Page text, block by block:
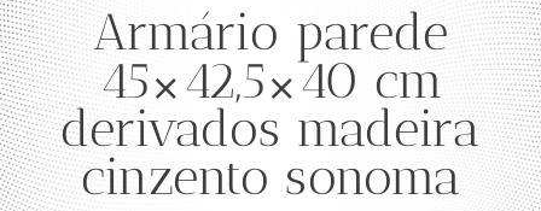
Armário parede
45×42,5×40 cm
derivados madeira
cinzento sonoma